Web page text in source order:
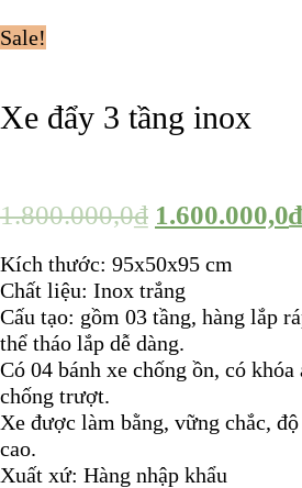
Sale!
Xe đẩy 3 tầng inox
1.800.000,0₫ 1.600.000,0₫
Kích thước: 95x50x95 cm
Chất liệu: Inox trắng
Cấu tạo: gồm 03 tầng, hàng lắp
thể tháo lắp dễ dàng.
Có 04 bánh xe chống ồn, có khóa
chống trượt.
Xe được làm bằng, vững chắc, độ
cao.
Xuất xứ: Hàng nhập khẩu